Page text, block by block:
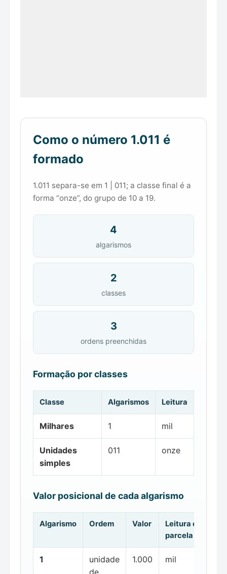
Como o número 1.011 é
formado
1.011 separa-se em 1 | 011; a classe final é a
forma “onze”, do grupo de 10 a 19.
4
algarismos
2
classes
3
ordens preenchidas
Formação por classes
Classe Algarismos Leitura
Milhares 1 mil
Unidades
simples
011 onze
Valor posicional de cada algarismo
Algarismo Ordem Valor
Leitura da
parcela
1
unidade
de
1.000 mil